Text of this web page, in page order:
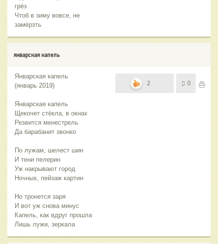
грёз
Чтоб в зиму вовсе, не
замёрзть
январская капель
Январская капель
(январь 2019)
Январская капель
Щекочет стёкла, в окнах
Резвится менестрель
Да барабанит звонко
По лужам, шелест шин
И тени пелерин
Уж накрывают город
Ночных, пейзаж картин
Но тронется заря
И вот уж снова минус
Капель, как вдруг прошла
Лишь лужи, зеркала
2 0